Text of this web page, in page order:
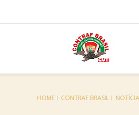
HOME CONTRAF BRASIL